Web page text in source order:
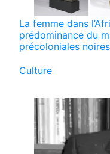
La femme dans
prédominance du
précoloniales noires
Par rapport à
Culture